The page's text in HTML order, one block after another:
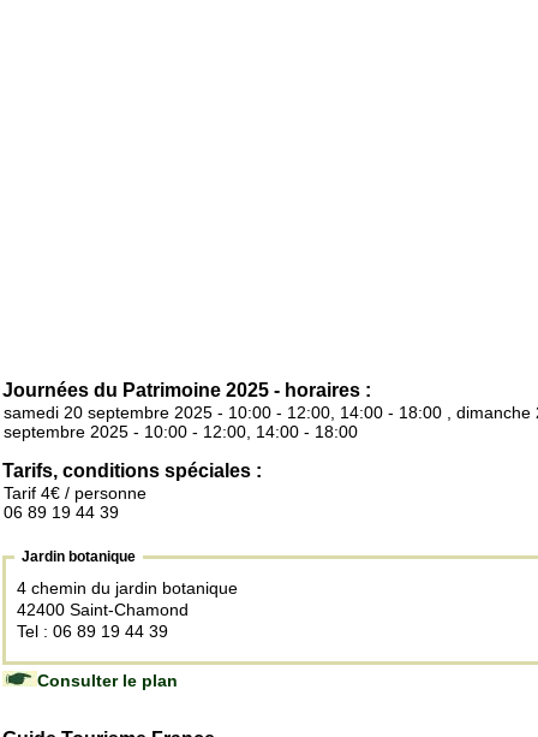
Journées du Patrimoine 2025 - horaires :
samedi 20 septembre 2025 - 10:00 - 12:00, 14:00 - 18:00 , dimanche
septembre 2025 - 10:00 - 12:00, 14:00 - 18:00
Tarifs, conditions spéciales :
Tarif 4€ / personne
06 89 19 44 39
Jardin botanique
4 chemin du jardin botanique
42400 Saint-Chamond
Tel : 06 89 19 44 39
Consulter le plan